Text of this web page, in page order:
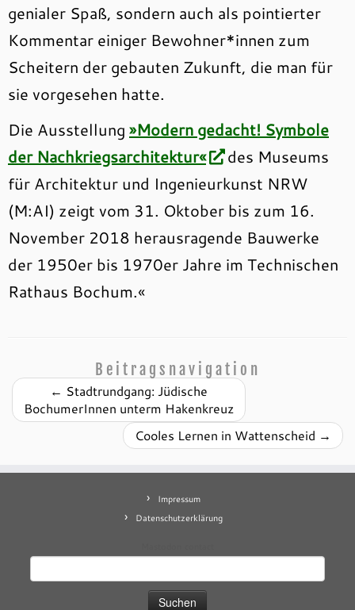
genialer Spaß, sondern auch als pointierter
Kommentar einiger Bewohner*innen zum
Scheitern der gebauten Zukunft, die man für
sie vorgesehen hatte.
Die Ausstellung »Modern gedacht! Symbole
der Nachkriegsarchitektur«
des Museums
für Architektur und Ingenieurkunst NRW
(M:AI) zeigt vom 31. Oktober bis zum 16.
November 2018 herausragende Bauwerke
der 1950er bis 1970er Jahre im Technischen
Rathaus Bochum.«
Beitragsnavigation
← Stadtrundgang: Jüdische
BochumerInnen unterm Hakenkreuz
Cooles Lernen in Wattenscheid →
Impressum
Datenschutzerklärung